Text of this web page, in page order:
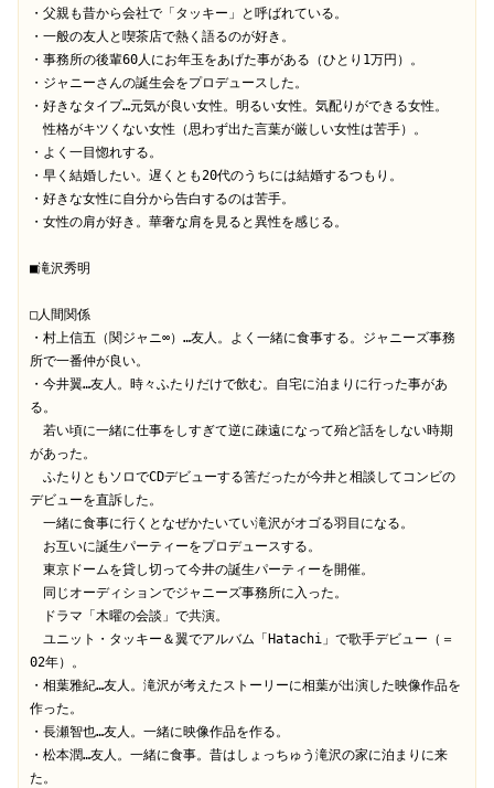
・父親も昔から会社で「タッキー」と呼ばれている。
・一般の友人と喫茶店で熱く語るのが好き。
・事務所の後輩60人にお年玉をあげた事がある（ひとり1万円）。
・ジャニーさんの誕生会をプロデュースした。
・好きなタイプ…元気が良い女性。明るい女性。気配りができる女性。
性格がキツくない女性（思わず出た言葉が厳しい女性は苦手）。
・よく一目惚れする。
・早く結婚したい。遅くとも20代のうちには結婚するつもり。
・好きな女性に自分から告白するのは苦手。
・女性の肩が好き。華奢な肩を見ると異性を感じる。
■滝沢秀明
□人間関係
・村上信五（関ジャニ∞）…友人。よく一緒に食事する。ジャニーズ事務
所で一番仲が良い。
・今井翼…友人。時々ふたりだけで飲む。自宅に泊まりに行った事があ
る。
若い頃に一緒に仕事をしすぎて逆に疎遠になって殆ど話をしない時期
があった。
ふたりともソロでCDデビューする筈だったが今井と相談してコンビの
デビューを直訴した。
一緒に食事に行くとなぜかたいてい滝沢がオゴる羽目になる。
お互いに誕生パーティーをプロデュースする。
東京ドームを貸し切って今井の誕生パーティーを開催。
同じオーディションでジャニーズ事務所に入った。
ドラマ「木曜の会談」で共演。
ユニット・タッキー＆翼でアルバム「Hatachi」で歌手デビュー（＝
02年）。
・相葉雅紀…友人。滝沢が考えたストーリーに相葉が出演した映像作品を
作った。
・長瀬智也…友人。一緒に映像作品を作る。
・松本潤…友人。一緒に食事。昔はしょっちゅう滝沢の家に泊まりに来
た。